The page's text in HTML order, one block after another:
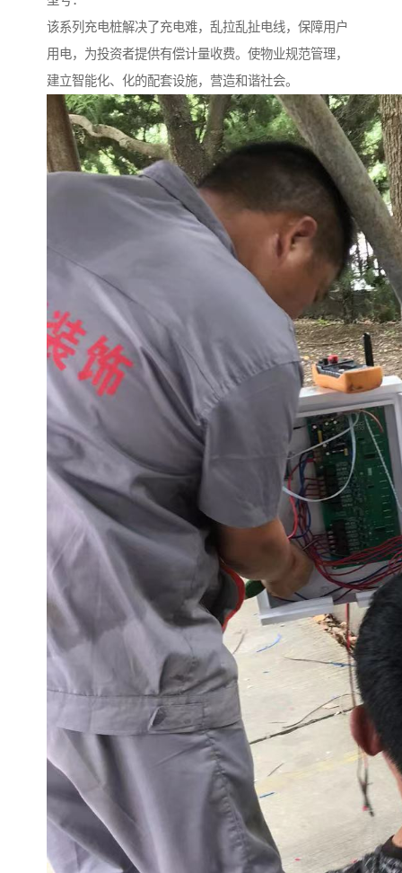
该系列充电桩解决了充电难，乱拉乱扯电线，保障用户
用电，为投资者提供有偿计量收费。使物业规范管理，
建立智能化、化的配套设施，营造和谐社会。